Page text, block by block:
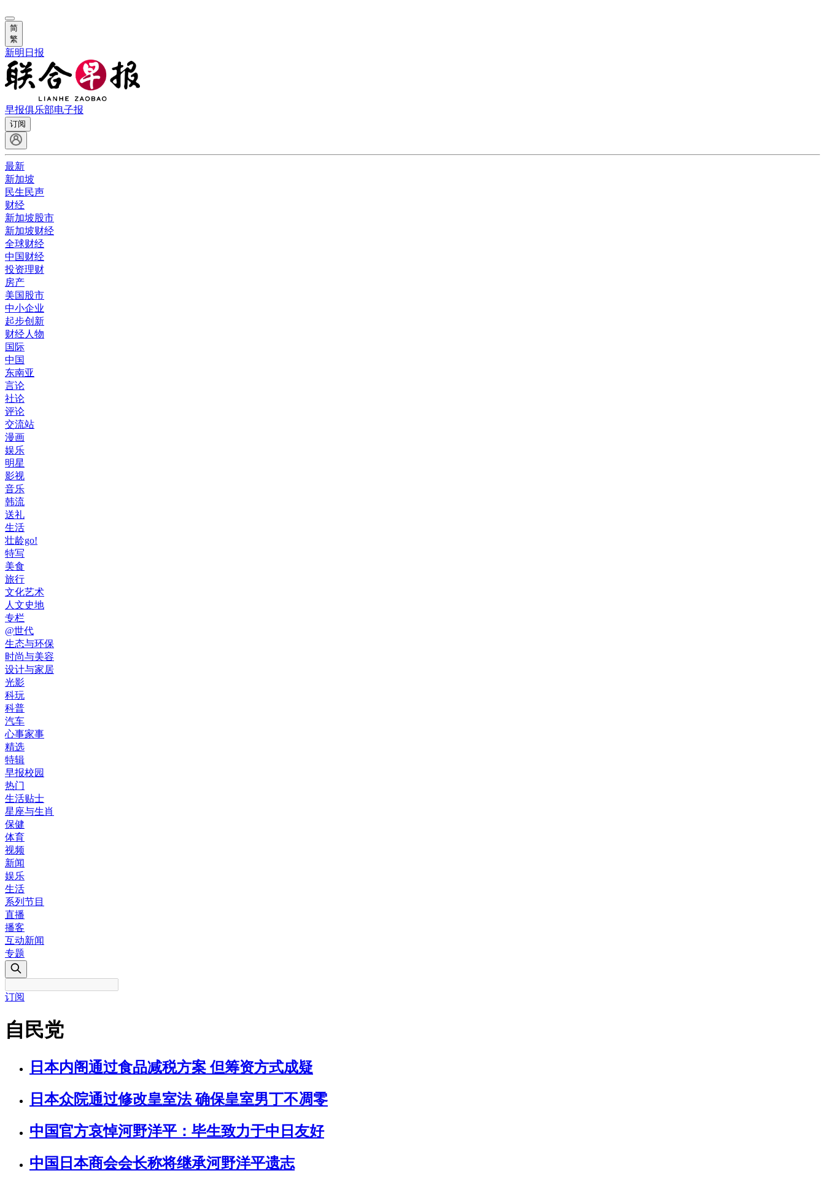
简
繁
新明日报
早报俱乐部电子报
订阅
最新
新加坡
民生民声
财经
新加坡股市
新加坡财经
全球财经
中国财经
投资理财
房产
美国股市
中小企业
起步创新
财经人物
国际
中国
东南亚
言论
社论
评论
交流站
漫画
娱乐
明星
影视
音乐
韩流
送礼
生活
壮龄go!
特写
美食
旅行
文化艺术
人文史地
专栏
@世代
生态与环保
时尚与美容
设计与家居
光影
科玩
科普
汽车
心事家事
精选
特辑
早报校园
热门
生活贴士
星座与生肖
保健
体育
视频
新闻
娱乐
生活
系列节目
直播
播客
互动新闻
专题
订阅
自民党
日本内阁通过食品减税方案 但筹资方式成疑
日本众院通过修改皇室法 确保皇室男丁不凋零
中国官方哀悼河野洋平：毕生致力于中日友好
中国日本商会会长称将继承河野洋平遗志